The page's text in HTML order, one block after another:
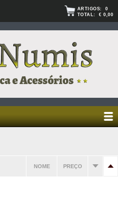
ARTIGOS: 0
TOTAL: € 0,00
NOME PREÇO